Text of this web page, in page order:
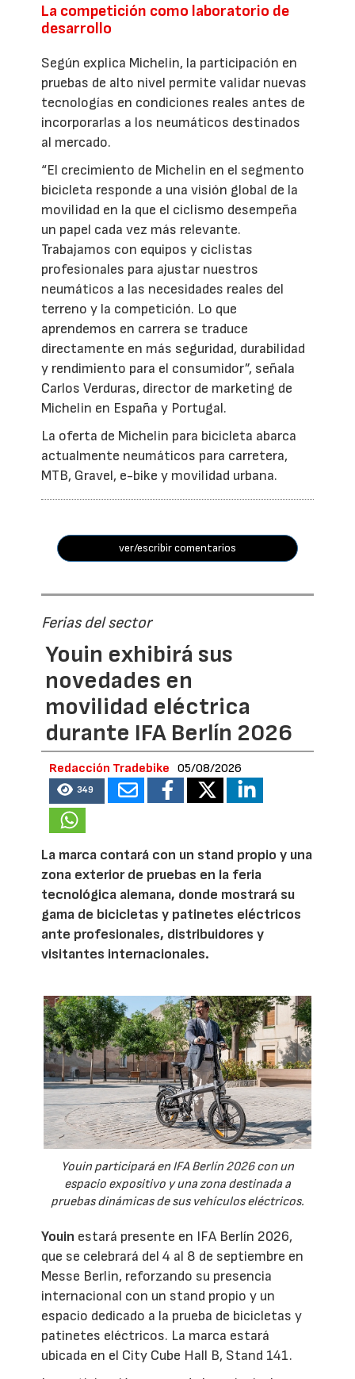
La competición como laboratorio de
desarrollo
Según explica Michelin, la participación en
pruebas de alto nivel permite validar nuevas
tecnologías en condiciones reales antes de
incorporarlas a los neumáticos destinados
al mercado.
“El crecimiento de Michelin en el segmento
bicicleta responde a una visión global de la
movilidad en la que el ciclismo desempeña
un papel cada vez más relevante.
Trabajamos con equipos y ciclistas
profesionales para ajustar nuestros
neumáticos a las necesidades reales del
terreno y la competición. Lo que
aprendemos en carrera se traduce
directamente en más seguridad, durabilidad
y rendimiento para el consumidor”, señala
Carlos Verduras, director de marketing de
Michelin en España y Portugal.
La oferta de Michelin para bicicleta abarca
actualmente neumáticos para carretera,
MTB, Gravel, e-bike y movilidad urbana.
ver/escribir comentarios
Ferias del sector
Youin exhibirá sus
novedades en
movilidad eléctrica
durante IFA Berlín 2026
Redacción Tradebike 05/08/2026
349
La marca contará con un stand propio y una
zona exterior de pruebas en la feria
tecnológica alemana, donde mostrará su
gama de bicicletas y patinetes eléctricos
ante profesionales, distribuidores y
visitantes internacionales.
Youin participará en IFA Berlín 2026 con un
espacio expositivo y una zona destinada a
pruebas dinámicas de sus vehículos eléctricos.
Youin estará presente en IFA Berlín 2026,
que se celebrará del 4 al 8 de septiembre en
Messe Berlin, reforzando su presencia
internacional con un stand propio y un
espacio dedicado a la prueba de bicicletas y
patinetes eléctricos. La marca estará
ubicada en el City Cube Hall B, Stand 141.